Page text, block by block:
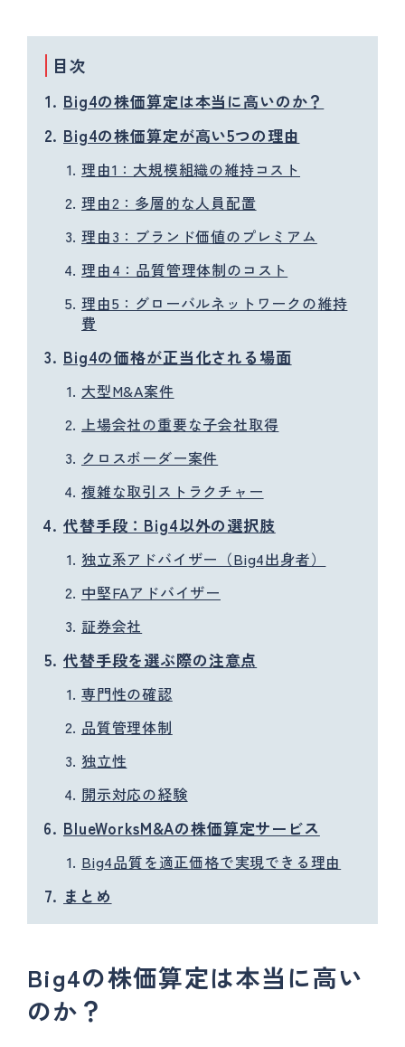
目次
Big4の株価算定は本当に高いのか？
Big4の株価算定が高い5つの理由
理由1：大規模組織の維持コスト
理由2：多層的な人員配置
理由3：ブランド価値のプレミアム
理由4：品質管理体制のコスト
理由5：グローバルネットワークの維持
費
Big4の価格が正当化される場面
大型M&A案件
上場会社の重要な子会社取得
クロスボーダー案件
複雑な取引ストラクチャー
代替手段：Big4以外の選択肢
独立系アドバイザー（Big4出身者）
中堅FAアドバイザー
証券会社
代替手段を選ぶ際の注意点
専門性の確認
品質管理体制
独立性
開示対応の経験
BlueWorksM&Aの株価算定サービス
Big4品質を適正価格で実現できる理由
まとめ
Big4の株価算定は本当に高い
のか？